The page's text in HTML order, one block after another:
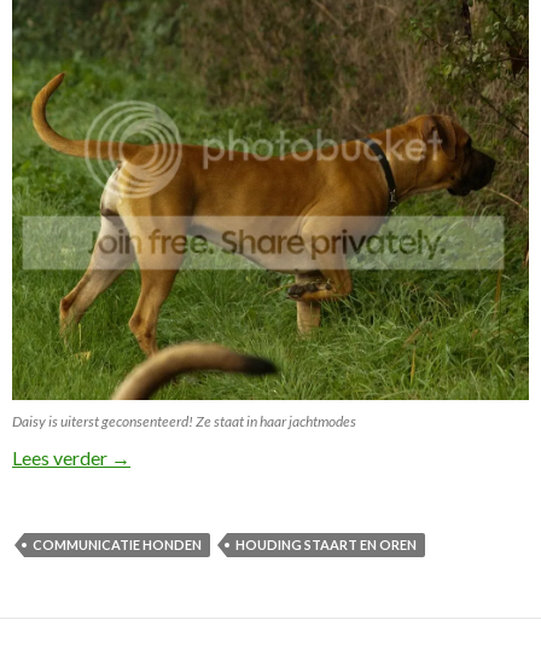
Daisy is uiterst geconsenteerd! Ze staat in haar jachtmodes
Lees verder Van kwispelstaartje tot dominantie
→
COMMUNICATIE HONDEN HOUDING STAART EN OREN